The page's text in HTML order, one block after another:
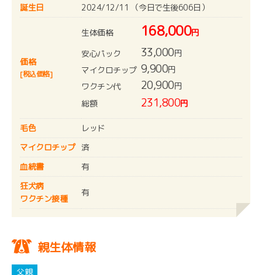
誕生日
2024/12/11 （今日で生後606日）
価格
[税込価格]
生体価格 168,000円
安心パック
33,000円
マイクロチップ 9,900円
ワクチン代
20,900円
総額
231,800円
毛色
レッド
マイクロチップ 済
血統書
有
狂犬病
ワクチン接種
有
親生体情報